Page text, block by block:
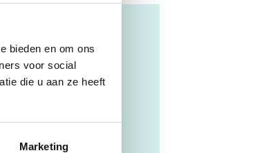
bieden en om ons
voor social
die u aan ze heeft
Marketing